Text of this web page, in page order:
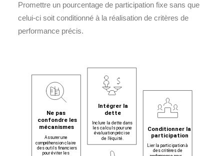
Promettre un pourcentage de participation fixe sans que
celui-ci soit conditionné à la réalisation de critères de
performance précis.